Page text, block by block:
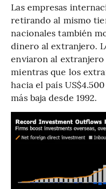
Las empresas
retirando al mismo
nacionales también
dinero al extranjero.
enviaron al extranjero
mientras que los
hacia el país
más baja desde 1992.